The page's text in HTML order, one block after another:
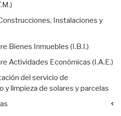
Instalaciones y
Bienes Inmuebles (I.B.I.)
Actividades Económicas (I.A.E.)
del servicio de
y limpieza de solares y parcelas